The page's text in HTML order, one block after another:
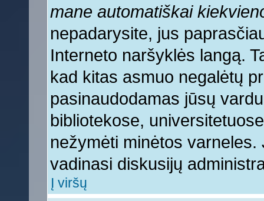
mane automatiškai
nepadarysite, jus
Interneto naršyklės langą.
kad kitas asmuo negalėtų
pasinaudodamas jūsų
bibliotekose,
nežymėti minėtos
vadinasi diskusijų
Į viršų